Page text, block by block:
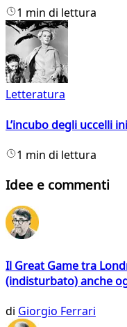
1 min di lettura
Letteratura
L’incubo degli uccelli
1 min di lettura
Idee e commenti
Il Great Game tra
(indisturbato) anche
di Giorgio Ferrari